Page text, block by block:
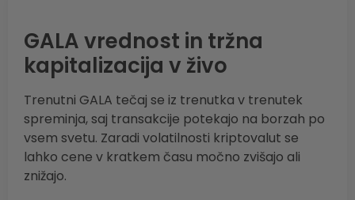
GALA vrednost in tržna
kapitalizacija v živo
Trenutni GALA tečaj se iz trenutka v trenutek
spreminja, saj transakcije potekajo na borzah po
vsem svetu. Zaradi volatilnosti kriptovalut se
lahko cene v kratkem času močno zvišajo ali
znižajo.